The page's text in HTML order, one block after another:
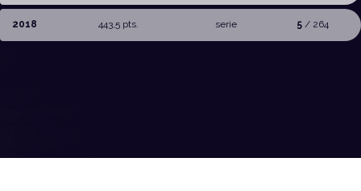
2018 443,5 pts. serie 5/ 264